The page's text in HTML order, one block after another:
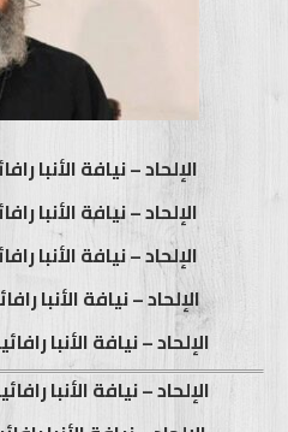
الإلحاد – نيافة الأنبا
الإلحاد – نيافة الأنبا
الإلحاد – نيافة الأنبا
الإلحاد – نيافة الأنبا
الإلحاد – نيافة الأنبا
الإلحاد – نيافة الأنبا